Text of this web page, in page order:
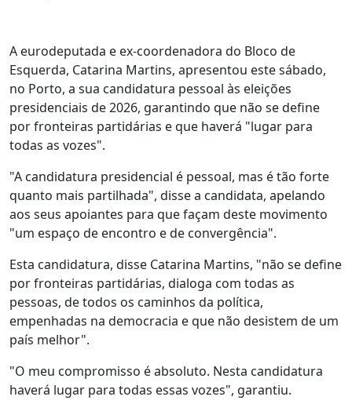
A eurodeputada e ex-coordenadora do Bloco de
Esquerda, Catarina Martins, apresentou este sábado,
no Porto, a sua candidatura pessoal às eleições
presidenciais de 2026, garantindo que não se define
por fronteiras partidárias e que haverá "lugar para
todas as vozes".
"A candidatura presidencial é pessoal, mas é tão forte
quanto mais partilhada", disse a candidata, apelando
aos seus apoiantes para que façam deste movimento
"um espaço de encontro e de convergência".
Esta candidatura, disse Catarina Martins, "não se define
por fronteiras partidárias, dialoga com todas as
pessoas, de todos os caminhos da política,
empenhadas na democracia e que não desistem de um
país melhor".
"O meu compromisso é absoluto. Nesta candidatura
haverá lugar para todas essas vozes", garantiu.